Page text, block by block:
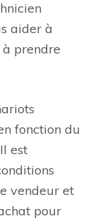
aider à
prendre
fonction du
est
vendeur et
pour